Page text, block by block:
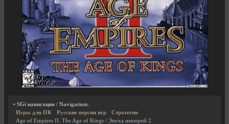
• SGi навигация / Navigation:
Игры для ПК
Русские версии игр
Стратегии
Age of Empires II: The Age of Kings / Эпоха империй 2